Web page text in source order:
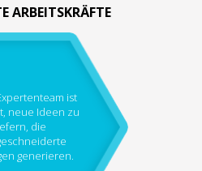
ARBEITSKRÄFTE
ist
neue Ideen zu
die
generieren.